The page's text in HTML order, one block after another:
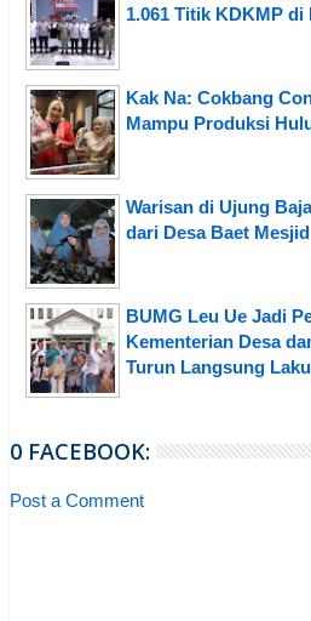
1.061 Titik KDKMP di
Kak Na: Cokbang
Mampu Produksi
Warisan di Ujung
dari Desa Baet Mesjid
BUMG Leu Ue Jadi
Kementerian Desa
Turun Langsung
0 FACEBOOK:
Post a Comment